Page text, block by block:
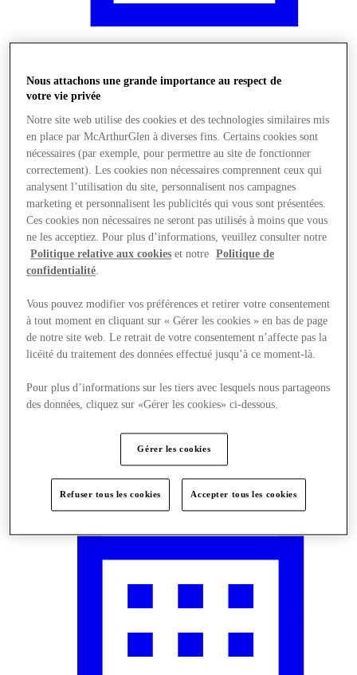
Boutiques
Nous attachons une grande importance au respect de
votre vie privée
Notre site web utilise des cookies et des technologies similaires mis
en place par McArthurGlen à diverses fins. Certains cookies sont
nécessaires (par exemple, pour permettre au site de fonctionner
correctement). Les cookies non nécessaires comprennent ceux qui
analysent l’utilisation du site, personnalisent nos campagnes
marketing et personnalisent les publicités qui vous sont présentées.
Ces cookies non nécessaires ne seront pas utilisés à moins que vous
ne les acceptiez. Pour plus d’informations, veuillez consulter notre
Politique relative aux cookies et notre
Politique de
confidentialité.
Vous pouvez modifier vos préférences et retirer votre consentement
à tout moment en cliquant sur « Gérer les cookies » en bas de page
de notre site web. Le retrait de votre consentement n’affecte pas la
licéité du traitement des données effectué jusqu’à ce moment-là.
Pour plus d’informations sur les tiers avec lesquels nous partageons
des données, cliquez sur «Gérer les cookies» ci-dessous.
Gérer les cookies
Refuser tous les cookies Accepter tous les cookies